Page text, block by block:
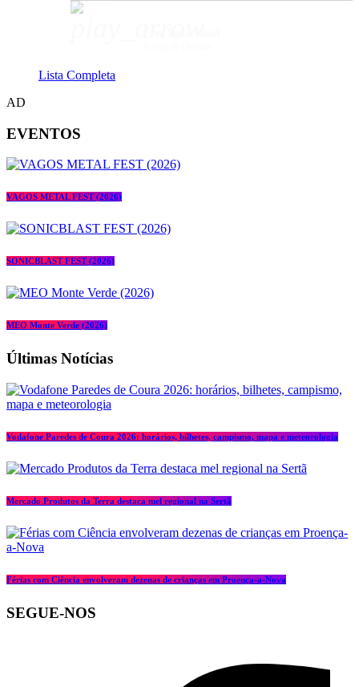
Lista Completa
AD
EVENTOS
VAGOS METAL FEST (2026)
SONICBLAST FEST (2026)
MEO Monte Verde (2026)
Últimas Notícias
Vodafone Paredes de Coura 2026: horários, bilhetes, campismo, mapa e meteorologia
Mercado Produtos da Terra destaca mel regional na Sertã
Férias com Ciência envolveram dezenas de crianças em Proença-a-Nova
SEGUE-NOS